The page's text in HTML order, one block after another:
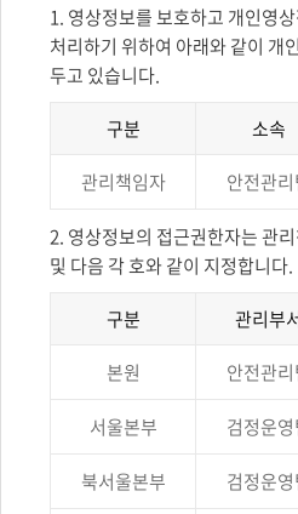
1. 영상정보를 보호하고 개인영
처리하기 위하여 아래와 같이 개
두고 있습니다.
안내를
구분,
소속,
항목으로
구분 소속
관리책임자
안전관리
2. 영상정보의 접근권한자는 관
및 다음 각 호와 같이 지정합니다.
접근권한자
관리부서,
직위,
구분 관리부
본원
안전관리
서울본부 검정운영
북서울본부 검정운영